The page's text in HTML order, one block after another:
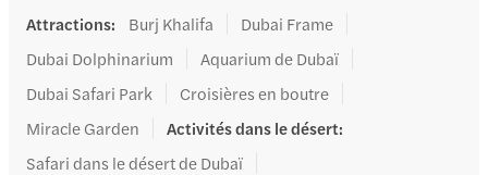
Attractions: Burj Khalifa
Dubai Frame
Dubai Dolphinarium
Aquarium de Dubaï
Dubai Safari Park
Croisières en boutre
Miracle Garden
Activités dans le désert:
Safari dans le désert de Dubaï